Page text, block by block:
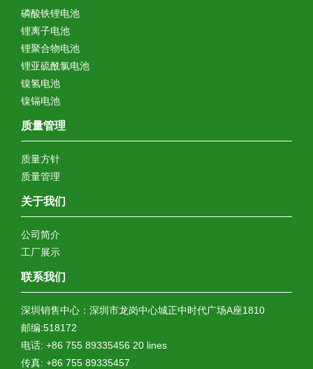
磷酸铁锂电池
锂离子电池
锂聚合物电池
锂亚硫酰氯电池
镍氢电池
镍镉电池
质量管理
质量方针
质量管理
关于我们
公司简介
工厂展示
联系我们
深圳销售中心：深圳市龙岗中心城正中时代广场A座1810
邮编:518172
电话: +86 755 89335456 20 lines
传真: +86 755 89335457